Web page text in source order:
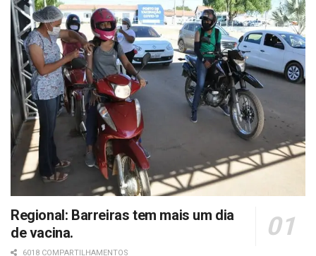
Regional: Barreiras tem mais um dia
de vacina.
6018 COMPARTILHAMENTOS